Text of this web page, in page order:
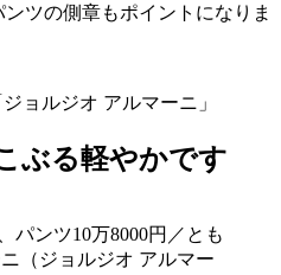
ツの側章もポイントになりま
ジョルジオ アルマーニ」
ぶる軽やかです
パンツ10万8000円／とも
（ジョルジオ アルマー